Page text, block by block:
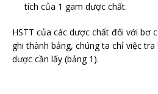
tích của 1 gam dược chất.
HSTT của các dược chất đối với bơ
ghi thành bảng, chúng ta chỉ việc
dược cần lấy (bảng 1).